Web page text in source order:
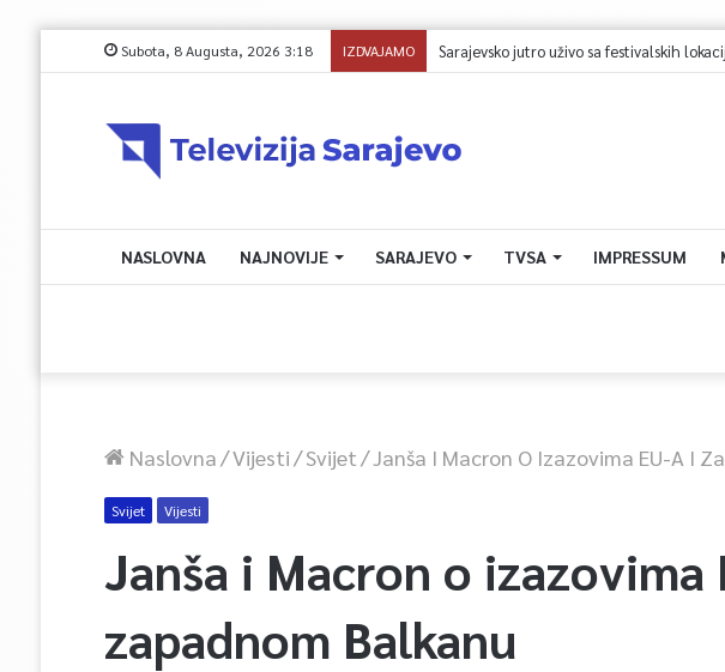
Subota, 8 Augusta, 2026 3:18 IZDVAJAMO
NASLOVNA NAJNOVIJE SARAJEVO TVSA IMPRESSUM
Naslovna/Vijesti/Svijet/Janša I Macron O Izazovima EU-A I
Svijet Vijesti
Janša i Macron o izazovima
zapadnom Balkanu